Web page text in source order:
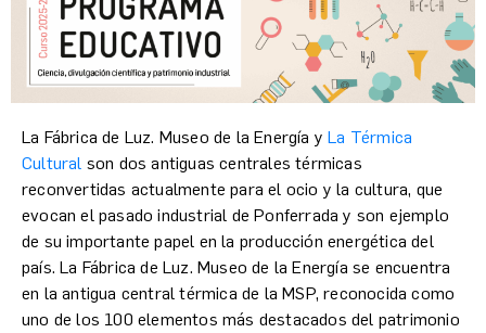
La Fábrica de Luz. Museo de la Energía yLa Térmica
Cultural son dos antiguas centrales térmicas
reconvertidas actualmente para el ocio y la cultura, que
evocan el pasado industrial de Ponferrada y son ejemplo
de su importante papel en la producción energética del
país. La Fábrica de Luz. Museo de la Energía se encuentra
en la antigua central térmica de la MSP, reconocida como
uno de los 100 elementos más destacados del patrimonio